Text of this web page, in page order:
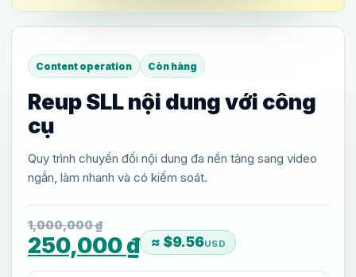
Content operation Còn hàng
Reup SLL nội dung với công
cụ
Quy trình chuyển đổi nội dung đa nền tảng sang video
ngắn, làm nhanh và có kiểm soát.
1,000,000₫
250,000₫ ≈ $9.56USD